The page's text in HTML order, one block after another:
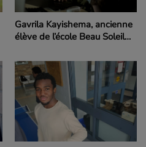
Gavrila Kayishema, ancienne
élève de l’école Beau Soleil
télé ontarienne